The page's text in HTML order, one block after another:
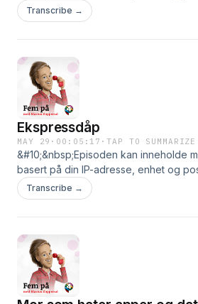
smartpod.no/personvern for
deling av data.
Transcribe →
Ekspressdåp
MAY 29 · 00:05:17 ·TAP TO SUMMARIZE
&#10;&nbsp;Episoden kan inneholde
basert på din IP-adresse, enhet og
smartpod.no/personvern for
deling av data.
Transcribe →